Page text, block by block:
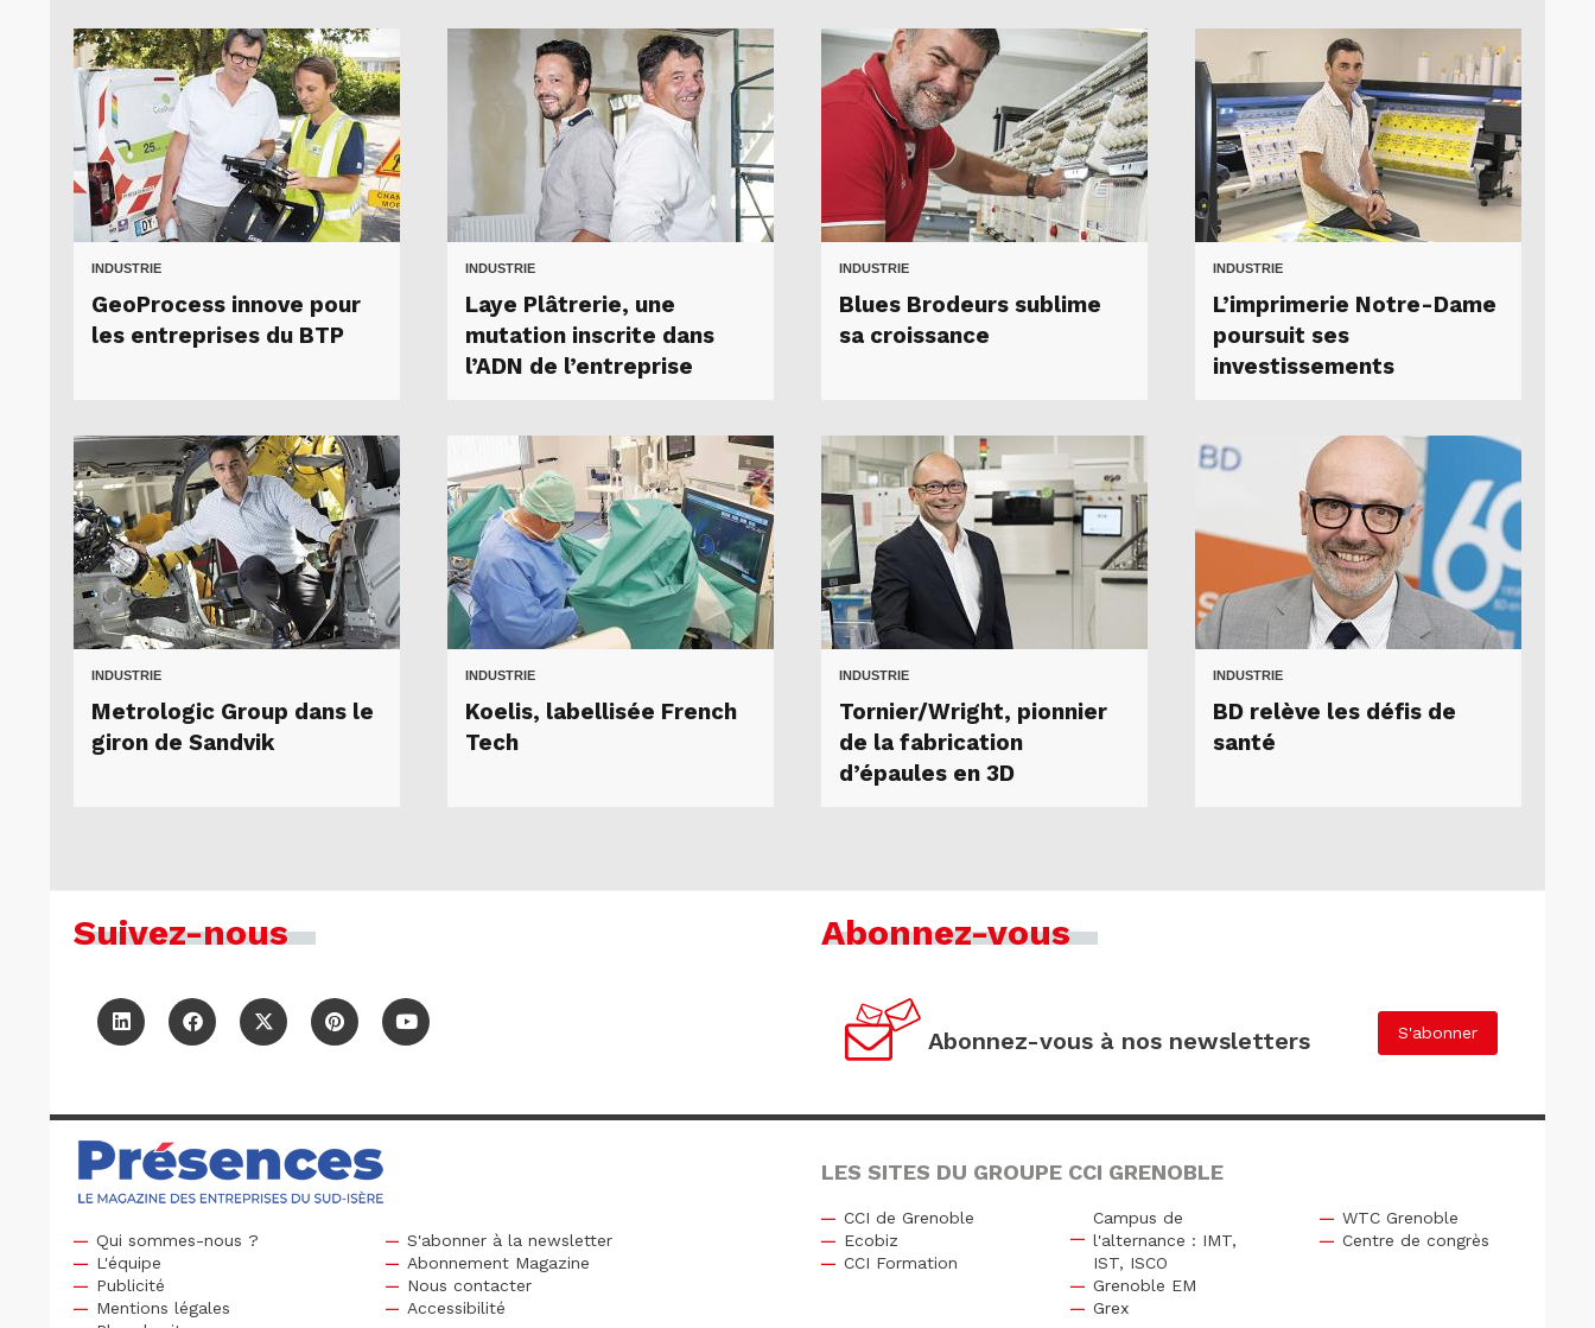
INDUSTRIE
GeoProcess innove pour
les entreprises du BTP
INDUSTRIE
Laye Plâtrerie, une
mutation inscrite dans
l’ADN de l’entreprise
INDUSTRIE
Blues Brodeurs sublime
sa croissance
INDUSTRIE
L’imprimerie Notre-Dame
poursuit ses
investissements
INDUSTRIE
Metrologic Group dans le
giron de Sandvik
INDUSTRIE
Koelis, labellisée French
Tech
INDUSTRIE
Tornier/Wright, pionnier
de la fabrication
d’épaules en 3D
INDUSTRIE
BD relève les défis de
santé
Suivez-nous Abonnez-vous
Abonnez-vous à nos newsletters S'abonner
Qui sommes-nous ?
L'équipe
Publicité
S'abonner à la newsletter
Abonnement Magazine
Nous contacter
Mentions légales
Accessibilité
LES SITES DU GROUPE CCI GRENOBLE
CCI de Grenoble
Ecobiz
CCI Formation
Campus de
l'alternance : IMT,
IST, ISCO
Grenoble EM
Grex
WTC Grenoble
Centre de congrès